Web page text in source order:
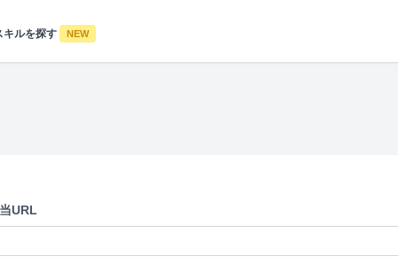
キルを探す NEW
URL